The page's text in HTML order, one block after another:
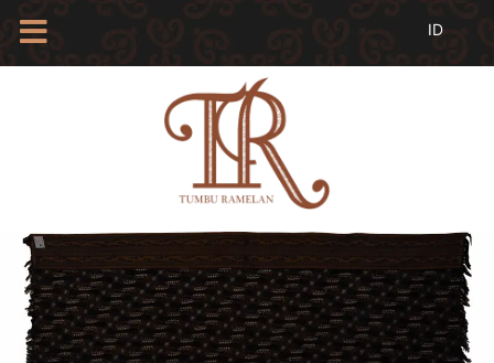
PROFIL
INSAN
BATIK
KAMUS
BATIK